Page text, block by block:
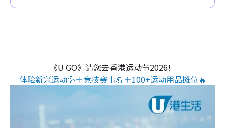
《U GO》请您去香港运动节2026！
体验新兴运动💦＋竞技赛事💪＋100+运动用品摊位🔥